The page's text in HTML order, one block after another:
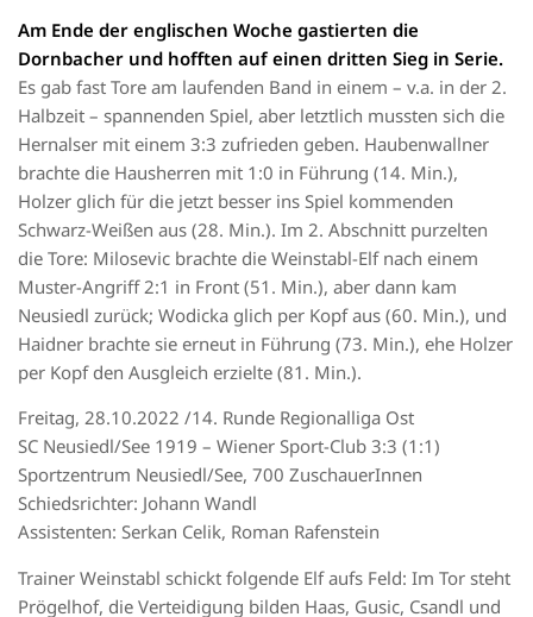
Am Ende der englischen Woche gastierten die
Dornbacher und hofften auf einen dritten Sieg in Serie.
Es gab fast Tore am laufenden Band in einem – v.a. in der 2.
Halbzeit – spannenden Spiel, aber letztlich mussten sich die
Hernalser mit einem 3:3 zufrieden geben. Haubenwallner
brachte die Hausherren mit 1:0 in Führung (14. Min.),
Holzer glich für die jetzt besser ins Spiel kommenden
Schwarz-Weißen aus (28. Min.). Im 2. Abschnitt purzelten
die Tore: Milosevic brachte die Weinstabl-Elf nach einem
Muster-Angriff 2:1 in Front (51. Min.), aber dann kam
Neusiedl zurück; Wodicka glich per Kopf aus (60. Min.), und
Haidner brachte sie erneut in Führung (73. Min.), ehe Holzer
per Kopf den Ausgleich erzielte (81. Min.).
Freitag, 28.10.2022 /14. Runde Regionalliga Ost
SC Neusiedl/See 1919 – Wiener Sport-Club 3:3 (1:1)
Sportzentrum Neusiedl/See, 700 ZuschauerInnen
Schiedsrichter: Johann Wandl
Assistenten: Serkan Celik, Roman Rafenstein
Trainer Weinstabl schickt folgende Elf aufs Feld: Im Tor steht
Prögelhof, die Verteidigung bilden Haas, Gusic, Csandl und